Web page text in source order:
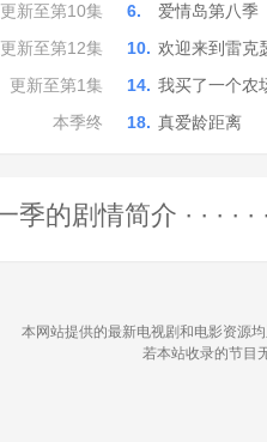
更新至第10集 6. 爱情岛第八季
更新至第12集 10. 欢迎来到雷克
更新至第1集 14. 我买了一个农
本季终 18. 真爱龄距离
的剧情简介 · · · · · ·
本网站提供的最新电视剧和电影资源
若本站收录的节目